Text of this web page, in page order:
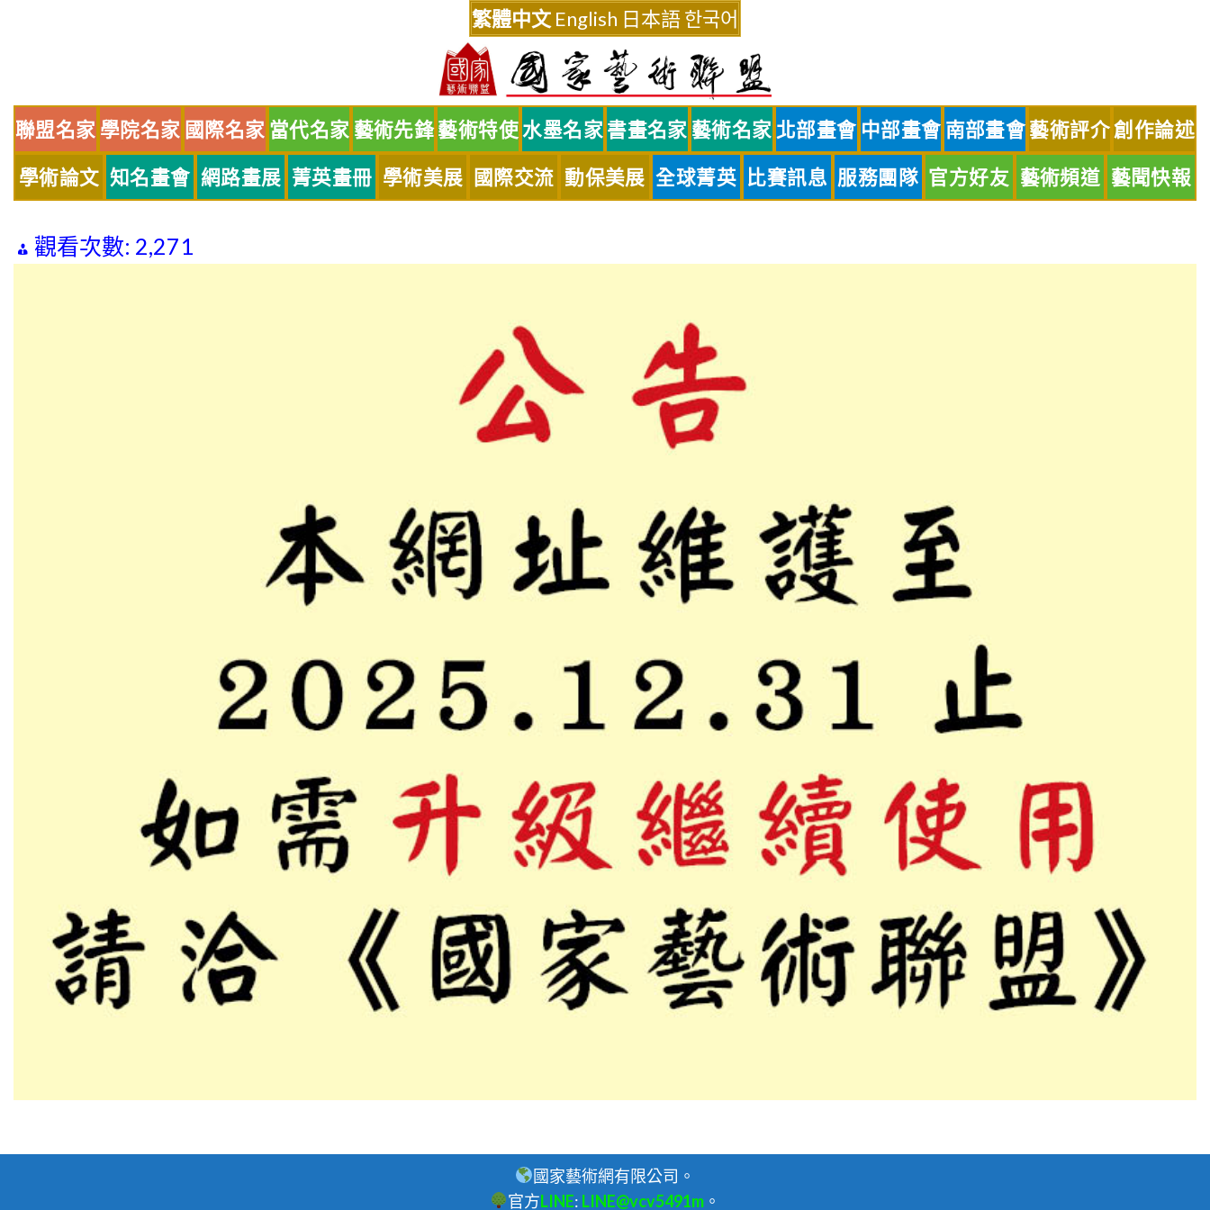
繁體中文 English 日本語한국어
聯盟名家 學院名家 國際名家 當代名家 藝術先鋒藝術特使水墨名家 書畫名家 藝術名家 北部畫會 中部畫會 南部畫會藝術評介創作論述
學術論文 知名畫會 網路畫展 菁英畫冊 學術美展 國際交流 動保美展 全球菁英 比賽訊息 服務團隊 官方好友 藝術頻道 藝聞快報
觀看次數: 2,271
國家藝術網有限公司。
官方LINE: LINE@vcv5491m 。